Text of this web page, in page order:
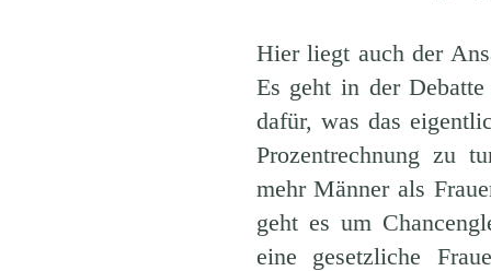
Hier liegt auch der
Es geht in der
dafür, was das
Prozentrechnung zu
mehr Männer als
geht es um
eine gesetzliche